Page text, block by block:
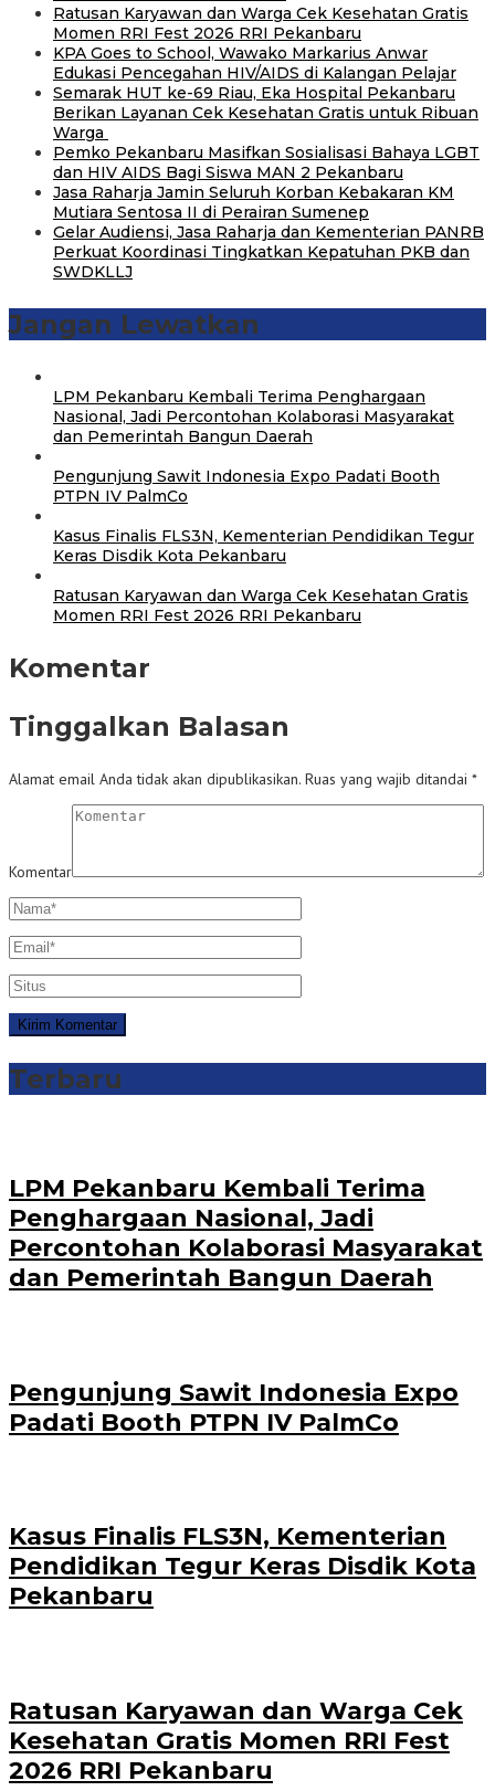
‎Ratusan Karyawan dan Warga Cek Kesehatan Gratis
Momen RRI Fest 2026 RRI Pekanbaru
‎KPA Goes to School, Wawako Markarius Anwar
Edukasi Pencegahan HIV/AIDS di Kalangan Pelajar
‎Semarak HUT ke-69 Riau, Eka Hospital Pekanbaru
Berikan Layanan Cek Kesehatan Gratis untuk Ribuan
Warga ‎
‎Pemko Pekanbaru Masifkan Sosialisasi Bahaya LGBT
dan HIV AIDS Bagi Siswa MAN 2 Pekanbaru
Jasa Raharja Jamin Seluruh Korban Kebakaran KM
Mutiara Sentosa II di Perairan Sumenep
Gelar Audiensi, Jasa Raharja dan Kementerian PANRB
Perkuat Koordinasi Tingkatkan Kepatuhan PKB dan
SWDKLLJ
Jangan Lewatkan
‎LPM Pekanbaru Kembali Terima Penghargaan
Nasional, Jadi Percontohan Kolaborasi Masyarakat
dan Pemerintah Bangun Daerah
Pengunjung Sawit Indonesia Expo Padati Booth
PTPN IV PalmCo
Kasus Finalis FLS3N, Kementerian Pendidikan Tegur
Keras Disdik Kota Pekanbaru
‎Ratusan Karyawan dan Warga Cek Kesehatan Gratis
Momen RRI Fest 2026 RRI Pekanbaru
Komentar
Tinggalkan Balasan
Alamat email Anda tidak akan dipublikasikan. Ruas yang wajib ditandai *
Komentar
Terbaru
‎LPM Pekanbaru Kembali Terima
Penghargaan Nasional, Jadi
Percontohan Kolaborasi Masyarakat
dan Pemerintah Bangun Daerah
Pengunjung Sawit Indonesia Expo
Padati Booth PTPN IV PalmCo
Kasus Finalis FLS3N, Kementerian
Pendidikan Tegur Keras Disdik Kota
Pekanbaru
‎Ratusan Karyawan dan Warga Cek
Kesehatan Gratis Momen RRI Fest
2026 RRI Pekanbaru